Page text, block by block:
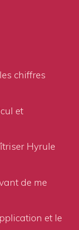
chiffres
et
Hyrule
de me
et le